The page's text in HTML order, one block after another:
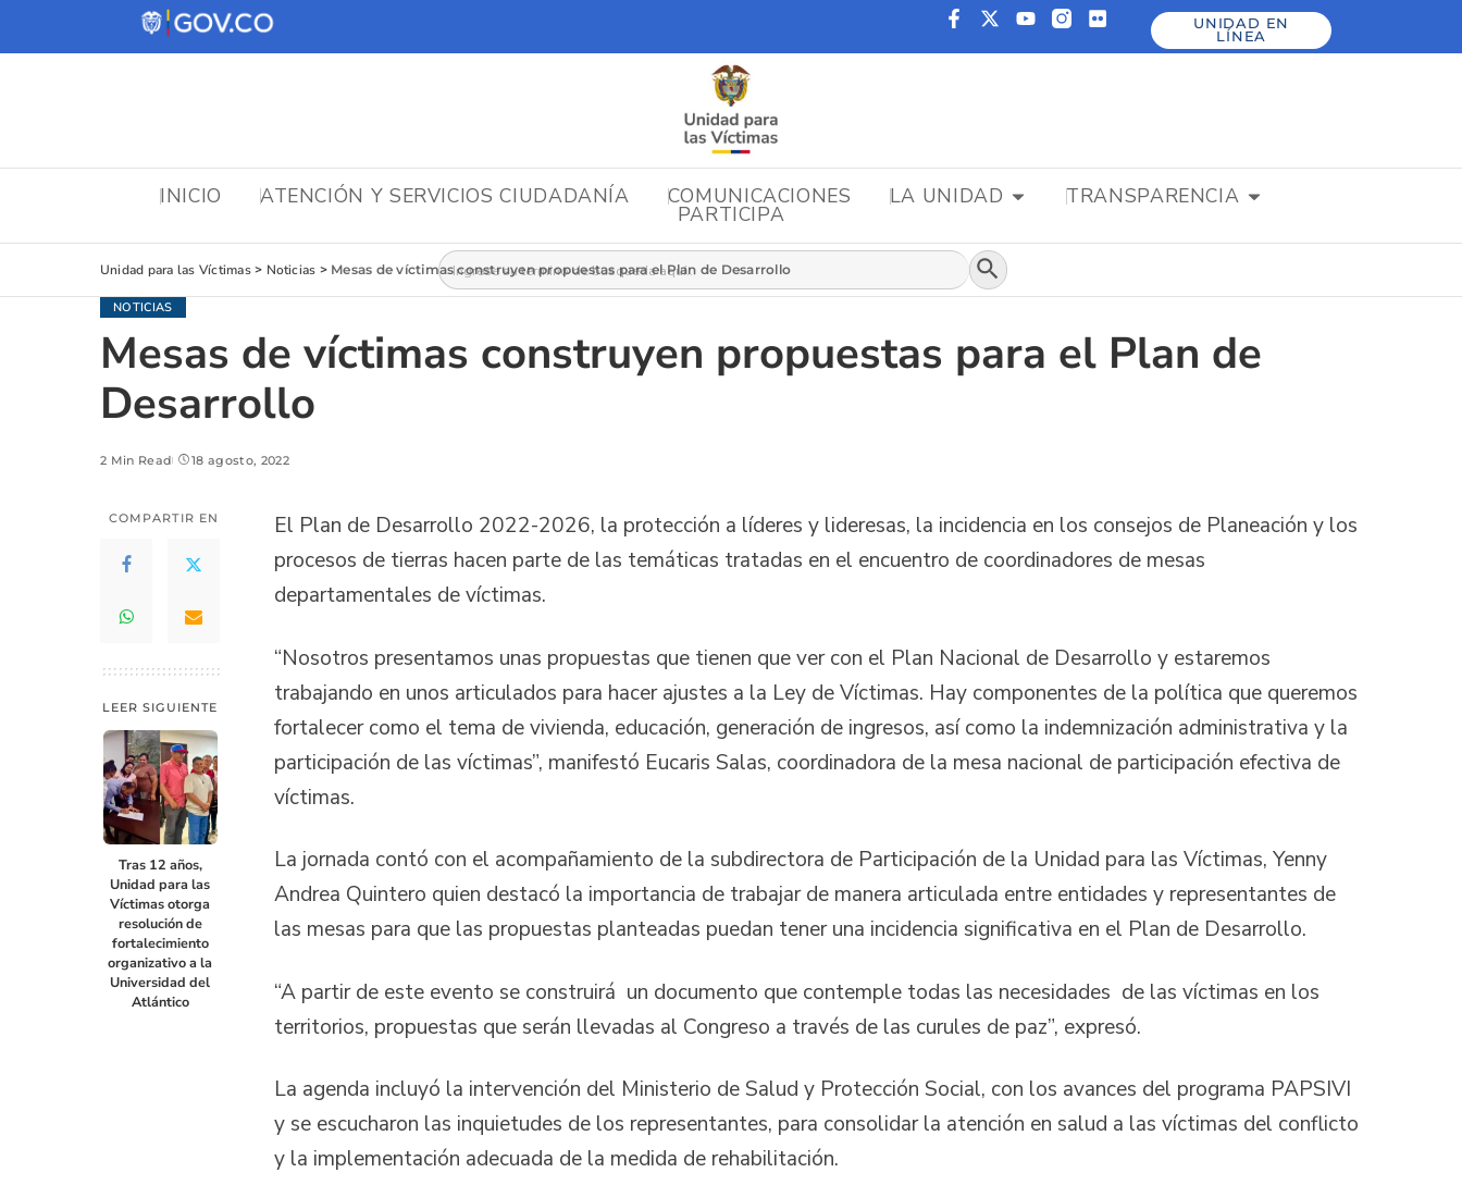
UNIDAD EN
LÍNEA
INICIO ATENCIÓN Y SERVICIOS CIUDADANÍA COMUNICACIONES LA UNIDAD TRANSPARENCIA
PARTICIPA
Buscar: Botón de búsqueda
Unidad para las Víctimas> Noticias > Mesas de víctimas construyen propuestas para el Plan de Desarrollo
NOTICIAS
Mesas de víctimas construyen propuestas para el Plan de
Desarrollo
2 Min Read 18 agosto, 2022
COMPARTIR EN
LEER SIGUIENTE
Tras 12 años,
Unidad para las
Víctimas otorga
resolución de
fortalecimiento
organizativo a la
Universidad del
Atlántico
El Plan de Desarrollo 2022-2026, la protección a líderes y lideresas, la incidencia en los consejos de Planeación y los
procesos de tierras hacen parte de las temáticas tratadas en el encuentro de coordinadores de mesas
departamentales de víctimas.
“Nosotros presentamos unas propuestas que tienen que ver con el Plan Nacional de Desarrollo y estaremos
trabajando en unos articulados para hacer ajustes a la Ley de Víctimas. Hay componentes de la política que queremos
fortalecer como el tema de vivienda, educación, generación de ingresos, así como la indemnización administrativa y la
participación de las víctimas”, manifestó Eucaris Salas, coordinadora de la mesa nacional de participación efectiva de
víctimas.
La jornada contó con el acompañamiento de la subdirectora de Participación de la Unidad para las Víctimas, Yenny
Andrea Quintero quien destacó la importancia de trabajar de manera articulada entre entidades y representantes de
las mesas para que las propuestas planteadas puedan tener una incidencia significativa en el Plan de Desarrollo.
“A partir de este evento se construirá un documento que contemple todas las necesidades de las víctimas en los
territorios, propuestas que serán llevadas al Congreso a través de las curules de paz”, expresó.
La agenda incluyó la intervención del Ministerio de Salud y Protección Social, con los avances del programa PAPSIVI
y se escucharon las inquietudes de los representantes, para consolidar la atención en salud a las víctimas del conflicto
y la implementación adecuada de la medida de rehabilitación.